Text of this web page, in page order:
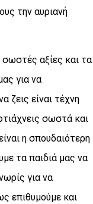
την αυριανή
αξίες και τα
για να
ζεις είναι τέχνη
σωστά και
η σπουδαιότερη
τα παιδιά μας να
για να
επιθυμούμε και